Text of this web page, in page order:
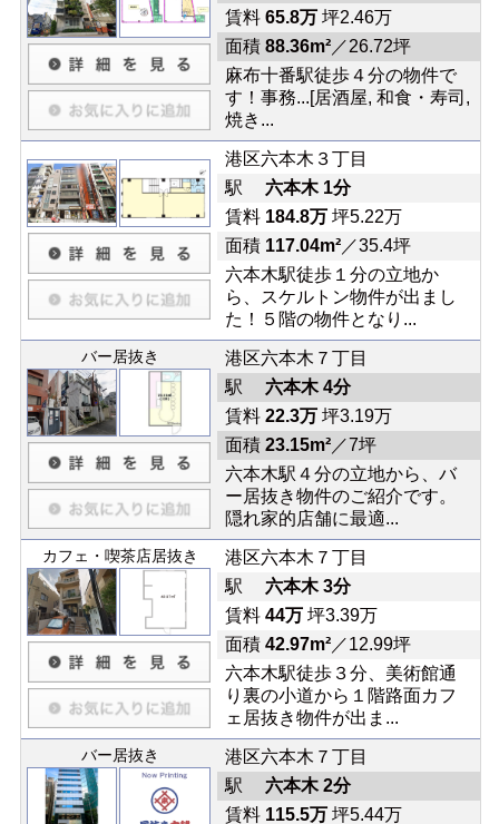
賃料 65.8万坪2.46万
面積 88.36m²／26.72坪
麻布十番駅徒歩４分の物件で
す！事務...[居酒屋, 和食・寿司,
焼き...
港区六本木３丁目
駅 六本木 1分
賃料 184.8万坪5.22万
面積 117.04m²／35.4坪
六本木駅徒歩１分の立地か
ら、スケルトン物件が出まし
た！５階の物件となり...
バー居抜き
港区六本木７丁目
駅 六本木 4分
賃料 22.3万坪3.19万
面積 23.15m²／7坪
六本木駅４分の立地から、バ
ー居抜き物件のご紹介です。
隠れ家的店舗に最適...
カフェ・喫茶店居抜き
港区六本木７丁目
駅 六本木 3分
賃料 44万坪3.39万
面積 42.97m²／12.99坪
六本木駅徒歩３分、美術館通
り裏の小道から１階路面カフ
ェ居抜き物件が出ま...
バー居抜き
港区六本木７丁目
駅 六本木 2分
賃料 115.5万坪5.44万